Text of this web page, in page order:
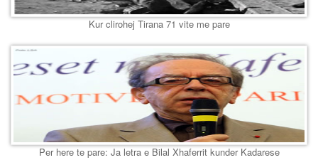
Kur clirohej Tirana 71 vite me pare
Per here te pare: Ja letra e Bilal Xhaferrit kunder Kadarese